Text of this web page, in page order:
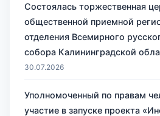
Состоялась торжественная
общественной приемной
отделения Всемирного
собора Калининградской
30.07.2026
Уполномоченный по правам
участие в запуске проекта